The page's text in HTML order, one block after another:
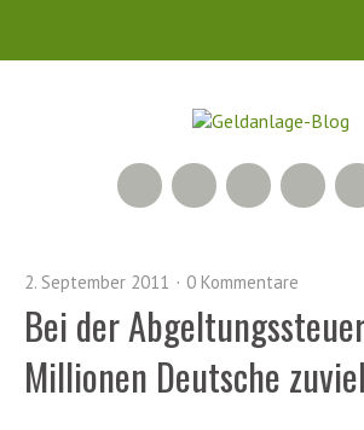
LinkedIn
Xing
RSS Feed
2. September 2011 0 Kommentare
Bei der
Millionen Deutsche zuviel